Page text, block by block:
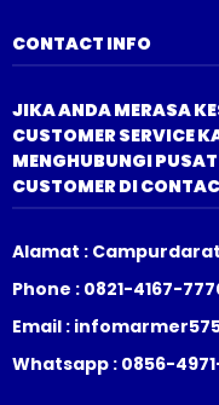
CONTACT INFO
JIKA ANDA MERASA
CUSTOMER SERVICE
MENGHUBUNGI
CUSTOMER DI
Alamat :
Phone : 0821-4167-
Email :
Whatsapp : 0856-